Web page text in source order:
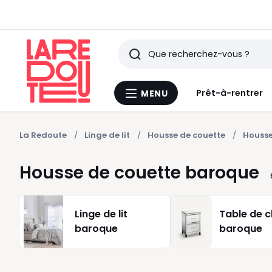
Menu
MENU Prêt-à-rentrer
Rechercher
Derniers
articles
vus
La Redoute Linge de lit Housse de couette
Housse de couette baroque
Linge de lit
baroque
Table de
baroque